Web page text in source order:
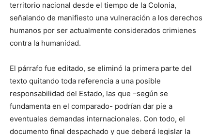
territorio nacional desde el tiempo de la Colonia,
señalando de manifiesto una vulneración a los derechos
humanos por ser actualmente considerados crimienes
contra la humanidad.
El párrafo fue editado, se eliminó la primera parte del
texto quitando toda referencia a una posible
responsabilidad del Estado, las que –según se
fundamenta en el comparado- podrían dar pie a
eventuales demandas internacionales. Con todo, el
documento final despachado y que deberá legislar la